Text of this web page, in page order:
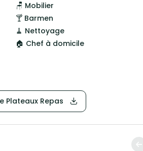
🪑 Mobilier
🍸 Barmen
🧹 Nettoyage
🏠 Chef à domicile
Plateaux Repas